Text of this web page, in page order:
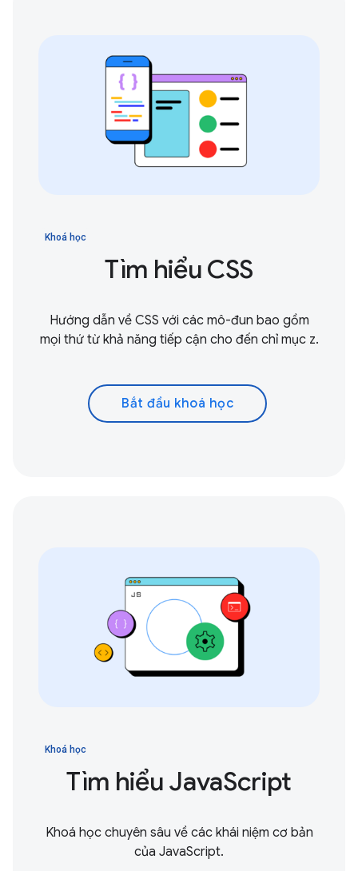
Khoá học
Tìm hiểu CSS
Hướng dẫn về CSS với các mô-đun bao gồm
mọi thứ từ khả năng tiếp cận cho đến chỉ mục z.
Bắt đầu khoá học
Khoá học
Tìm hiểu JavaScript
Khoá học chuyên sâu về các khái niệm cơ bản
của JavaScript.